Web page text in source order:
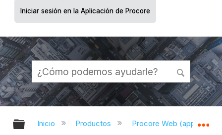
Iniciar sesión en la Aplicación de Procore
Expandir/contraer jerarquía global
Inicio Productos Procore Web